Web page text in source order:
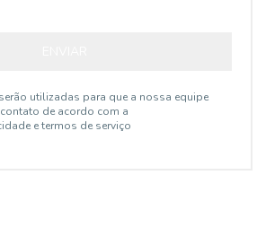
utilizadas para que a nossa equipe
de acordo com a
e termos de serviço